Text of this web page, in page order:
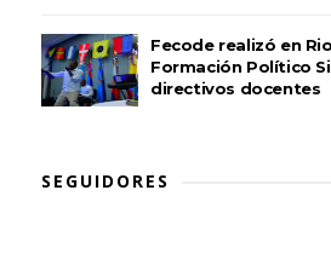
Fecode realizó en
Formación Político
directivos docentes
SEGUIDORES